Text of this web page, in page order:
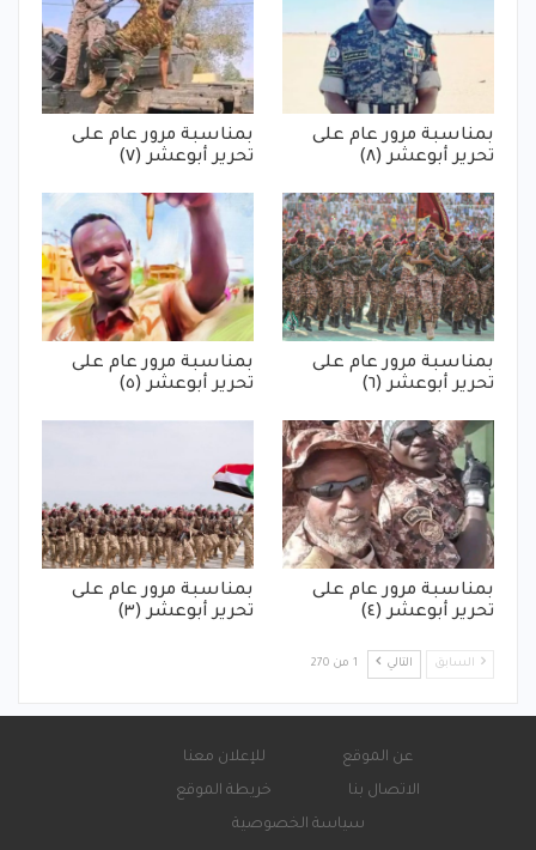
بمناسبة مرور عام على
تحرير أبوعشر (٨)
بمناسبة مرور عام على
تحرير أبوعشر (٧)
بمناسبة مرور عام على
تحرير أبوعشر (٦)
بمناسبة مرور عام على
تحرير أبوعشر (٥)
بمناسبة مرور عام على
تحرير أبوعشر (٤)
بمناسبة مرور عام على
تحرير أبوعشر (٣)
السابق التالي 1 من 270
عن الموقع
للإعلان معنا
الاتصال بنا
خريطة الموقع
سياسة الخصوصية